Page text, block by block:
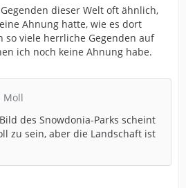
dieser Welt oft ähnlich,
Ahnung hatte, wie es dort
so viele herrliche Gegenden auf
ich noch keine Ahnung habe.
Moll
des Snowdonia-Parks scheint
zu sein, aber die Landschaft ist